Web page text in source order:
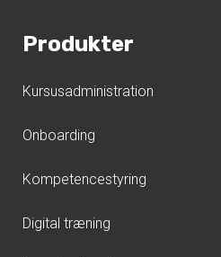
Produkter
Kursusadministration
Onboarding
Kompetencestyring
Digital træning